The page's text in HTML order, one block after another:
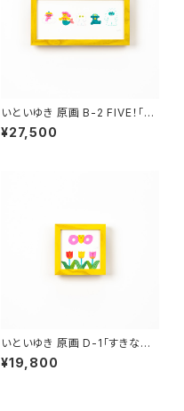
いといゆき 原画 B-2 FIVE！「？」
額有り、サイン入り
¥27,500
いといゆき 原画 D-1「すきなも
の、すきなこと」額有り、サイン入
り
¥19,800